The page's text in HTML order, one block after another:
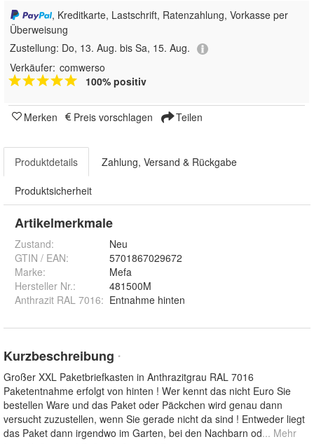
, Kreditkarte, Lastschrift, Ratenzahlung, Vorkasse per
Überweisung
Zustellung: Do, 13. Aug. bis Sa, 15. Aug.
Verkäufer: comwerso
100% positiv
Merken Preis vorschlagen Teilen
Produktdetails Zahlung, Versand & Rückgabe
Produktsicherheit
Artikelmerkmale
Zustand:
Neu
GTIN / EAN:
5701867029672
Marke:
Mefa
Hersteller Nr.:
481500M
Anthrazit RAL 7016: Entnahme hinten
Kurzbeschreibung *
Großer XXL Paketbriefkasten in Anthrazitgrau RAL 7016
Paketentnahme erfolgt von hinten ! Wer kennt das nicht Euro Sie
bestellen Ware und das Paket oder Päckchen wird genau dann
versucht zuzustellen, wenn Sie gerade nicht da sind ! Entweder liegt
das Paket dann irgendwo im Garten, bei den Nachbarn od... Mehr